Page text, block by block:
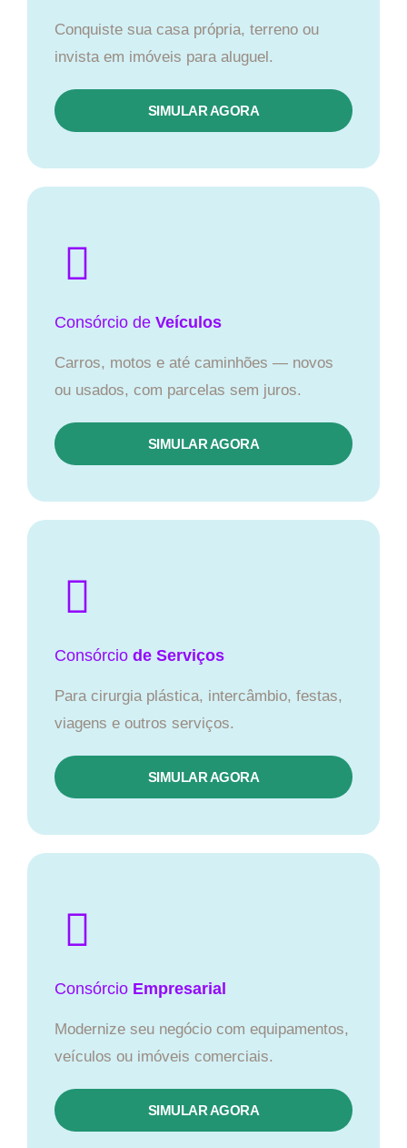
Conquiste sua casa própria, terreno ou
invista em imóveis para aluguel.
SIMULAR AGORA​
Consórcio de Veículos
Carros, motos e até caminhões — novos
ou usados, com parcelas sem juros.
SIMULAR AGORA
Consórcio de Serviços
Para cirurgia plástica, intercâmbio, festas,
viagens e outros serviços.
SIMULAR AGORA
Consórcio Empresarial
Modernize seu negócio com equipamentos,
veículos ou imóveis comerciais.
SIMULAR AGORA